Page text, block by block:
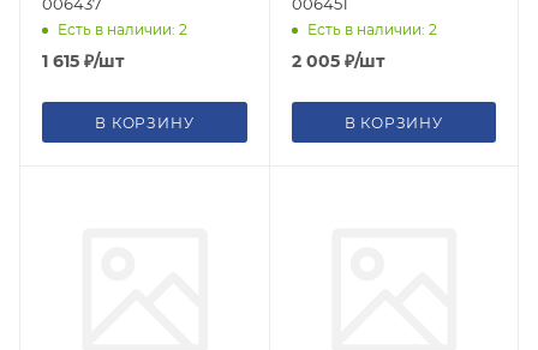
Есть в наличии: 2
1 615 ₽/шт
В КОРЗИНУ
Есть в наличии: 2
2 005₽/шт
В КОРЗИНУ